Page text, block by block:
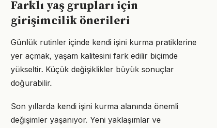
Farklı yaş grupları için
girişimcilik önerileri
Günlük rutinler içinde kendi işini kurma pratiklerine
yer açmak, yaşam kalitesini fark edilir biçimde
yükseltir. Küçük değişiklikler büyük sonuçlar
doğurabilir.
Son yıllarda kendi işini kurma alanında önemli
değişimler yaşanıyor. Yeni yaklaşımlar ve